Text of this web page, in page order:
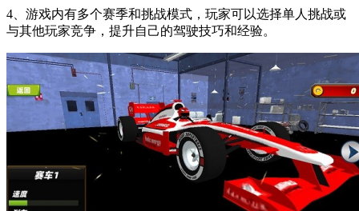
4、游戏内有多个赛季和挑战模式，玩家可以选择单人挑战或
与其他玩家竞争，提升自己的驾驶技巧和经验。